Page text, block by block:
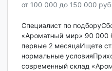
от 100 000 до 150 000 руб
Специалист по
«Ароматный мир» 90 000
первые 2 месяцаИщете
нормальные
современный склад